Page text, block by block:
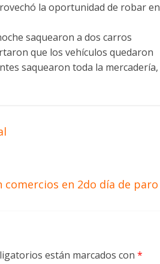
la oportunidad de robar en
saquearon a dos carros
que los vehículos quedaron
saquearon toda la mercadería,
comercios en 2do día de paro
están marcados con *